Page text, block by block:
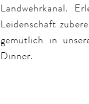
Landwehrkanal.
Leidenschaft
gemütlich in
Dinner.